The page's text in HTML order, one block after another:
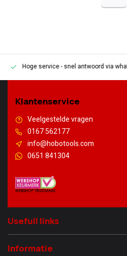
Hoge service- snel antwoord via
Klantenservice
Veelgestelde vragen
0167 562177
info@hobotools.com
0651 841304
Usefull links
Informatie